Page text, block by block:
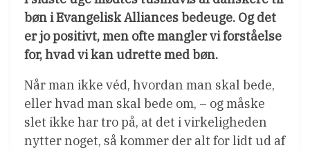
bøn i Evangelisk Alliances bedeuge. Og det
er jo positivt, men ofte mangler vi forståelse
for, hvad vi kan udrette med bøn.
Når man ikke véd, hvordan man skal bede,
eller hvad man skal bede om, – og måske
slet ikke har tro på, at det i virkeligheden
nytter noget, så kommer der alt for lidt ud af